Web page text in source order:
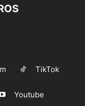
TikTok
Youtube